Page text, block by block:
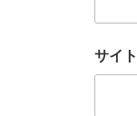
サイト